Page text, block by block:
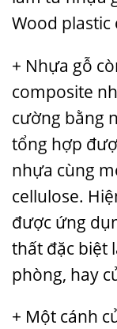
Wood plastic
+ Nhựa gỗ
composite
cường bằng
tổng hợp
nhựa cùng
cellulose.
được ứng
thất đặc biệt
phòng, hay
+ Một cánh